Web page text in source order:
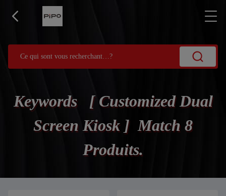
Keywords [ Customized Dual
Screen Kiosk ] Match 8
Produits.